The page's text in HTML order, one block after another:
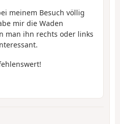
meinem Besuch völlig
mir die Waden
man ihn rechts oder links